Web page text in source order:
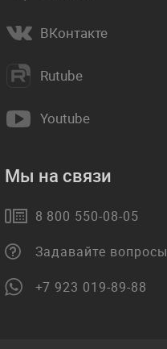
ВКонтакте
Rutube
Youtube
Мы на связи
8 800 550-08-05
Задавайте вопросы
+7 923 019-89-88